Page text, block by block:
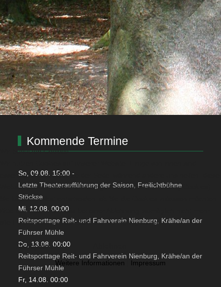
Kommende Termine
So, 09.08. 15:00-
Letzte Theateraufführung der Saison, Freilichtbühne
Stöckse
Mi, 12.08. 00:00
Reitsporttage Reit- und Fahrverein Nienburg, Krähe/an der
Führser Mühle
Do, 13.08. 00:00
Reitsporttage Reit- und Fahrverein Nienburg, Krähe/an der
Führser Mühle
Fr, 14.08. 00:00
Wir benutzen Cookies
essenziell für den Betrieb der Seite, während andere uns helfen, diese
Website und die Nutzererfahrung zu verbessern (Tracking Cookies).
Sie können selbst entscheiden, ob Sie die Cookies zulassen möchten.
Bitte beachten Sie, dass bei einer Ablehnung womöglich nicht mehr
alle Funktionalitäten der Seite zur Verfügung stehen.
Akzeptieren
Weitere Informationen Impressum